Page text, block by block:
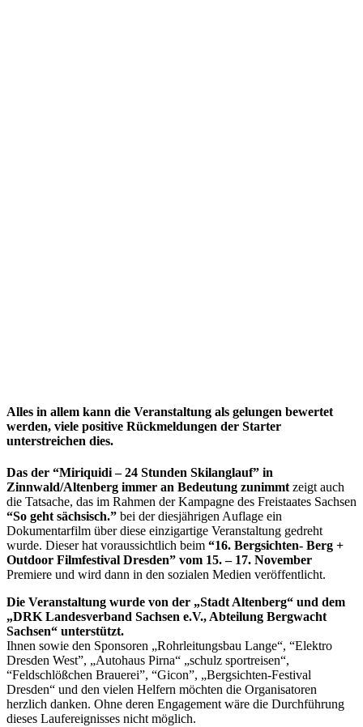
Alles in allem kann die Veranstaltung als gelungen bewertet
werden, viele positive Rückmeldungen der Starter
unterstreichen dies.
Das der “Miriquidi – 24 Stunden Skilanglauf” in
Zinnwald/Altenberg immer an Bedeutung zunimmt zeigt auch
die Tatsache, das im Rahmen der Kampagne des Freistaates Sachsen
“So geht sächsisch.” bei der diesjährigen Auflage ein
Dokumentarfilm über diese einzigartige Veranstaltung gedreht
wurde. Dieser hat voraussichtlich beim “16. Bergsichten- Berg +
Outdoor Filmfestival Dresden” vom 15. – 17. November
Premiere und wird dann in den sozialen Medien veröffentlicht.
Die Veranstaltung wurde von der „Stadt Altenberg“ und dem
„DRK Landesverband Sachsen e.V., Abteilung Bergwacht
Sachsen“ unterstützt.
Ihnen sowie den Sponsoren „Rohrleitungsbau Lange“, “Elektro
Dresden West”, „Autohaus Pirna“ „schulz sportreisen“,
“Feldschlößchen Brauerei”, “Gicon”, „Bergsichten-Festival
Dresden“ und den vielen Helfern möchten die Organisatoren
herzlich danken. Ohne deren Engagement wäre die Durchführung
dieses Laufereignisses nicht möglich.